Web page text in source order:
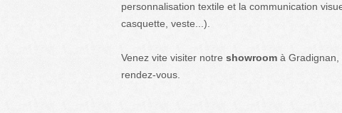
personnalisation textile et la communication
casquette, veste...).
Venez vite visiter notre showroom à Gradignan,
rendez-vous.